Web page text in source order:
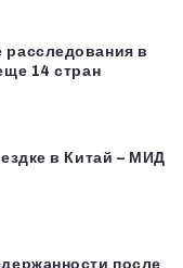
в
14 стран
в Китай – МИД
после